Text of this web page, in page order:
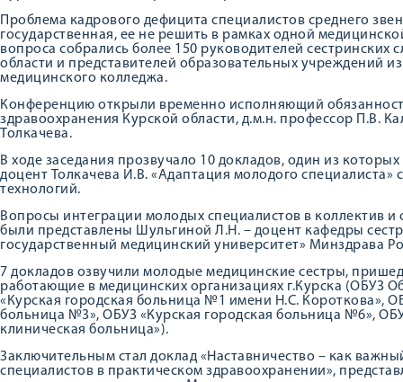
Проблема кадрового дефицита специалистов среднего
государственная, ее не решить в рамках одной
вопроса собрались более 150 руководителей
области и представителей образовательных учреждений
медицинского колледжа.
Конференцию открыли временно исполняющий
здравоохранения Курской области, д.м.н. профессор П.В.
Толкачева.
В ходе заседания прозвучало 10 докладов, один из
доцент Толкачева И.В. «Адаптация молодого специалиста»
технологий.
Вопросы интеграции молодых специалистов в коллектив
были представлены Шульгиной Л.Н. – доцент кафедры
государственный медицинский университет» Минздрава
7 докладов озвучили молодые медицинские сестры,
работающие в медицинских организациях г.Курска (ОБУЗ
«Курская городская больница №1 имени Н.С. Короткова»,
больница №3», ОБУЗ «Курская городская больница №6»,
клиническая больница»).
Заключительным стал доклад «Наставничество – как
специалистов в практическом здравоохранении»,